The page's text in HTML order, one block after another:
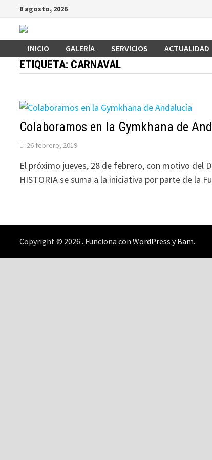
Saltar
contenido
8 agosto, 2026
INICIO GALERÍA SERVICIOS ACTUALIDAD
ETIQUETA: CARNAVAL
Colaboramos en la Gymkhana de
26 febrero, 2019
El próximo jueves, 28 de febrero, con motivo del
HISTORIA se suma a la iniciativa por parte de la
Copyright © 2026. Funciona conWordPress yBam.